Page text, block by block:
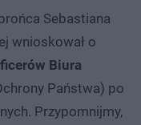
Sebastiana
wnioskował o
Biura
Państwa) po
Przypomnijmy,